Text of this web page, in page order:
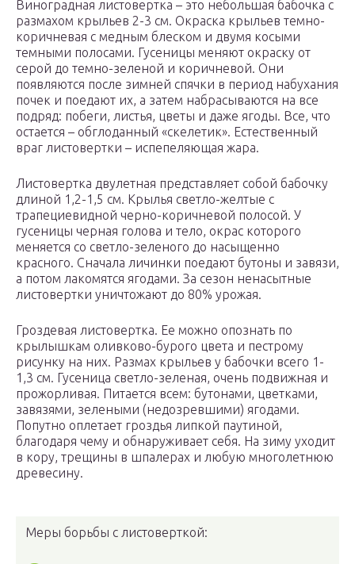
Виноградная листовертка – это небольшая бабочка с
размахом крыльев 2-3 см. Окраска крыльев темно-
коричневая с медным блеском и двумя косыми
темными полосами. Гусеницы меняют окраску от
серой до темно-зеленой и коричневой. Они
появляются после зимней спячки в период набухания
почек и поедают их, а затем набрасываются на все
подряд: побеги, листья, цветы и даже ягоды. Все, что
остается – обглоданный «скелетик». Естественный
враг листовертки – испепеляющая жара.
Листовертка двулетная представляет собой бабочку
длиной 1,2-1,5 см. Крылья светло-желтые с
трапециевидной черно-коричневой полосой. У
гусеницы черная голова и тело, окрас которого
меняется со светло-зеленого до насыщенно
красного. Сначала личинки поедают бутоны и завязи,
а потом лакомятся ягодами. За сезон ненасытные
листовертки уничтожают до 80% урожая.
Гроздевая листовертка. Ее можно опознать по
крылышкам оливково-бурого цвета и пестрому
рисунку на них. Размах крыльев у бабочки всего 1-
1,3 см. Гусеница светло-зеленая, очень подвижная и
прожорливая. Питается всем: бутонами, цветками,
завязями, зелеными (недозревшими) ягодами.
Попутно оплетает гроздья липкой паутиной,
благодаря чему и обнаруживает себя. На зиму уходит
в кору, трещины в шпалерах и любую многолетнюю
древесину.
Меры борьбы с листоверткой: